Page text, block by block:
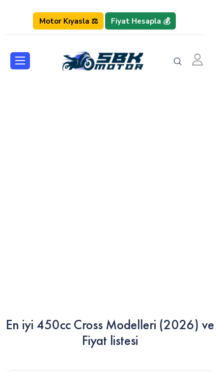
Motor Kıyasla ⚖️ Fiyat Hesapla 💰
En iyi 450cc Cross Modelleri (2026) ve
Fiyat listesi